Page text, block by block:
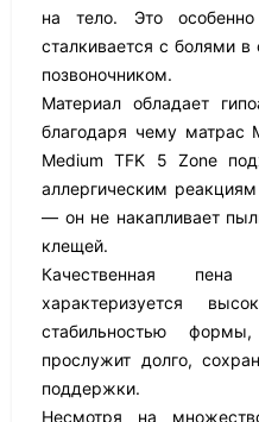
на тело. Это
сталкивается с болями
позвоночником.
Материал обладает
благодаря чему матрас
Medium TFK 5 Zone
аллергическим
— он не накапливает
клещей.
Качественная
характеризуется
стабильностью
прослужит долго,
поддержки.
Несмотря на